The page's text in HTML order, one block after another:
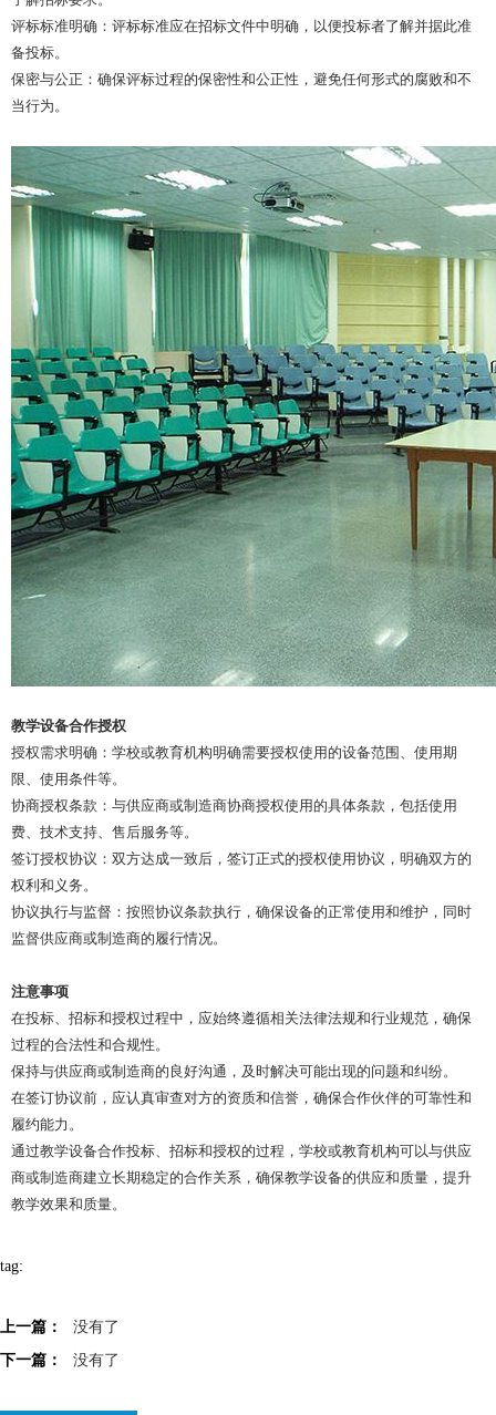
评标标准明确：评标标准应在招标文件中明确，以便投标者了解并据此准
备投标。
保密与公正：确保评标过程的保密性和公正性，避免任何形式的腐败和不
当行为。
教学设备合作授权
授权需求明确：学校或教育机构明确需要授权使用的设备范围、使用期
限、使用条件等。
协商授权条款：与供应商或制造商协商授权使用的具体条款，包括使用
费、技术支持、售后服务等。
签订授权协议：双方达成一致后，签订正式的授权使用协议，明确双方的
权利和义务。
协议执行与监督：按照协议条款执行，确保设备的正常使用和维护，同时
监督供应商或制造商的履行情况。
注意事项
在投标、招标和授权过程中，应始终遵循相关法律法规和行业规范，确保
过程的合法性和合规性。
保持与供应商或制造商的良好沟通，及时解决可能出现的问题和纠纷。
在签订协议前，应认真审查对方的资质和信誉，确保合作伙伴的可靠性和
履约能力。
通过教学设备合作投标、招标和授权的过程，学校或教育机构可以与供应
商或制造商建立长期稳定的合作关系，确保教学设备的供应和质量，提升
教学效果和质量。
tag:
上一篇：
没有了
下一篇：
没有了